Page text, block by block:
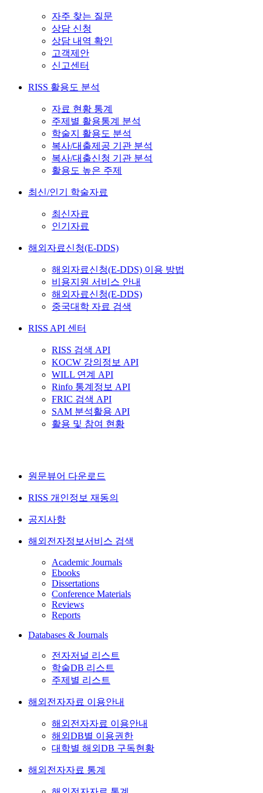
자주 찾는 질문
상담 신청
상담 내역 확인
고객제안
신고센터
RISS 활용도 분석
자료 현황 통계
주제별 활용통계 분석
학술지 활용도 분석
복사/대출제공 기관 분석
복사/대출신청 기관 분석
활용도 높은 주제
최신/인기 학술자료
최신자료
인기자료
해외자료신청(E-DDS)
해외자료신청(E-DDS) 이용 방법
비용지원 서비스 안내
해외자료신청(E-DDS)
중국대학 자료 검색
RISS API 센터
RISS 검색 API
KOCW 강의정보 API
WILL 연계 API
Rinfo 통계정보 API
FRIC 검색 API
SAM 분석활용 API
활용 및 참여 현황
원문뷰어 다운로드
RISS 개인정보 재동의
공지사항
해외전자정보서비스 검색
Academic Journals
Ebooks
Dissertations
Conference Materials
Reviews
Reports
Databases & Journals
전자저널 리스트
학술DB 리스트
주제별 리스트
해외전자자료 이용안내
해외전자자료 이용안내
해외DB별 이용권한
대학별 해외DB 구독현황
해외전자자료 통계